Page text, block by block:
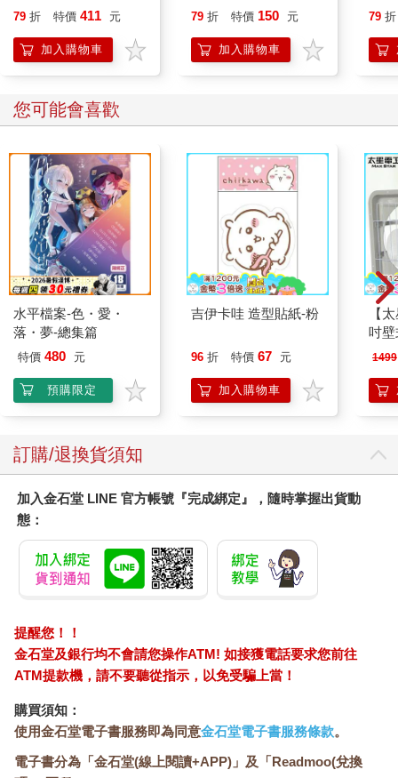
喵》作者最新力作，附
79 折 特價 411 元
加入購物車
79 折 特價 150 元
加入購物車
79 折
您可能會喜歡
水平檔案-色・愛・
落・夢-總集篇
特價 480 元
預購限定
吉伊卡哇 造型貼紙-粉
96 折 特價 67 元
加入購物車
【
吋
機)
1499
訂購/退換貨須知
加入金石堂 LINE 官方帳號『完成綁定』，隨時掌握出貨動
態：
提醒您！！
金石堂及銀行均不會請您操作ATM! 如接獲電話要求您前往
ATM提款機，請不要聽從指示，以免受騙上當！
購買須知：
使用金石堂電子書服務即為同意金石堂電子書服務條款。
電子書分為「金石堂(線上閱讀+APP)」及「Readmoo(兌換